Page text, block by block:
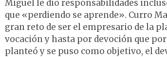
Miguel le dio responsabilidades
que «perdiendo se aprende». Curro
gran reto de ser el empresario de la
vocación y hasta por devoción que
planteó y se puso como objetivo, el